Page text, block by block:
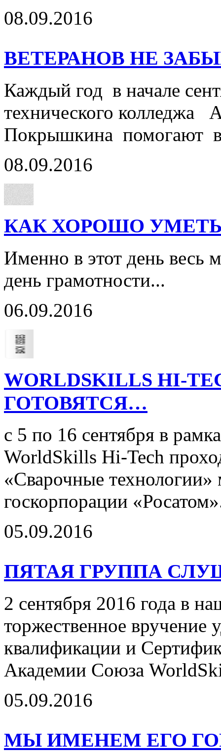
08.09.2016
ВЕТЕРАНОВ НЕ
Каждый год в начале
технического колледжа
Покрышкина помогают
08.09.2016
КАК ХОРОШО
Именно в этот день
день грамотности...
06.09.2016
WORLDSKILLS HI-
ГОТОВЯТСЯ…
с 5 по 16 сентября в
WorldSkills Hi-Tech
«Сварочные
госкорпорации
05.09.2016
ПЯТАЯ ГРУППА
2 сентября 2016 года в
торжественное
квалификации и
Академии Союза
05.09.2016
МЫ ИМЕНЕМ ЕГО